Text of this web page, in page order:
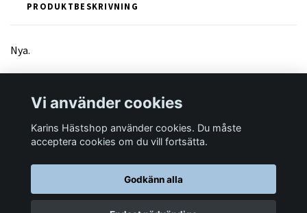
PRODUKTBESKRIVNING
Nya.
Läs mer
© 2026 Karins Hästshop
Vi använder cookies
Karins Hästshop använder cookies. Du måste
acceptera cookies om du vill fortsätta.
Godkänn alla